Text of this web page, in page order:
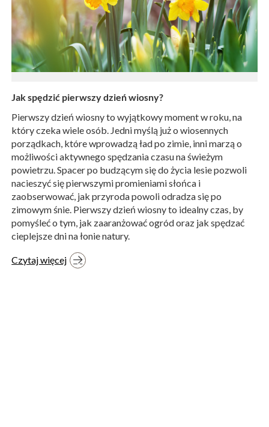
Jak spędzić pierwszy dzień wiosny?
Pierwszy dzień wiosny to wyjątkowy moment w roku, na
który czeka wiele osób. Jedni myślą już o wiosennych
porządkach, które wprowadzą ład po zimie, inni marzą o
możliwości aktywnego spędzania czasu na świeżym
powietrzu. Spacer po budzącym się do życia lesie pozwoli
nacieszyć się pierwszymi promieniami słońca i
zaobserwować, jak przyroda powoli odradza się po
zimowym śnie. Pierwszy dzień wiosny to idealny czas, by
pomyśleć o tym, jak zaaranżować ogród oraz jak spędzać
cieplejsze dni na łonie natury.
Czytaj więcej